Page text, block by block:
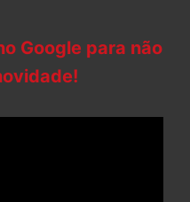
Google para não